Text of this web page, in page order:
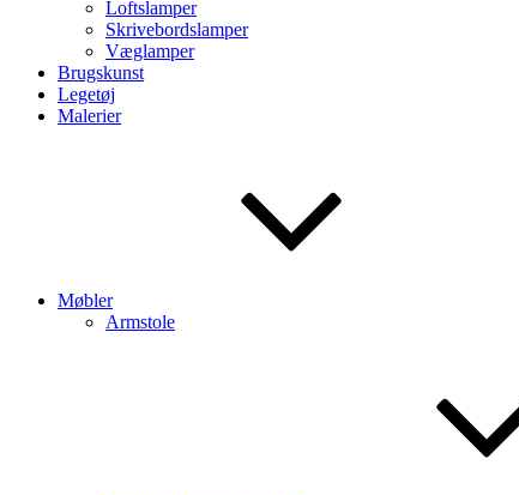
Loftslamper
Skrivebordslamper
Væglamper
Brugskunst
Legetøj
Malerier
Møbler
Armstole